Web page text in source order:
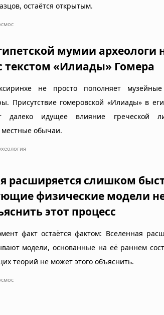
остаётся открытым.
мумии археологи
текстом «Илиады» Гомера
не просто пополняет
Присутствие гомеровской «Илиады» в
далеко идущее влияние греческой
местные обычаи.
расширяется слишком
физические модели
этот процесс
факт остаётся фактом: Вселенная
модели, основанные на её раннем
теорий не может этого объяснить.